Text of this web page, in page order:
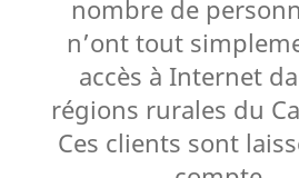
nombre de
n’ont tout
accès à Internet
régions rurales du
Ces clients sont